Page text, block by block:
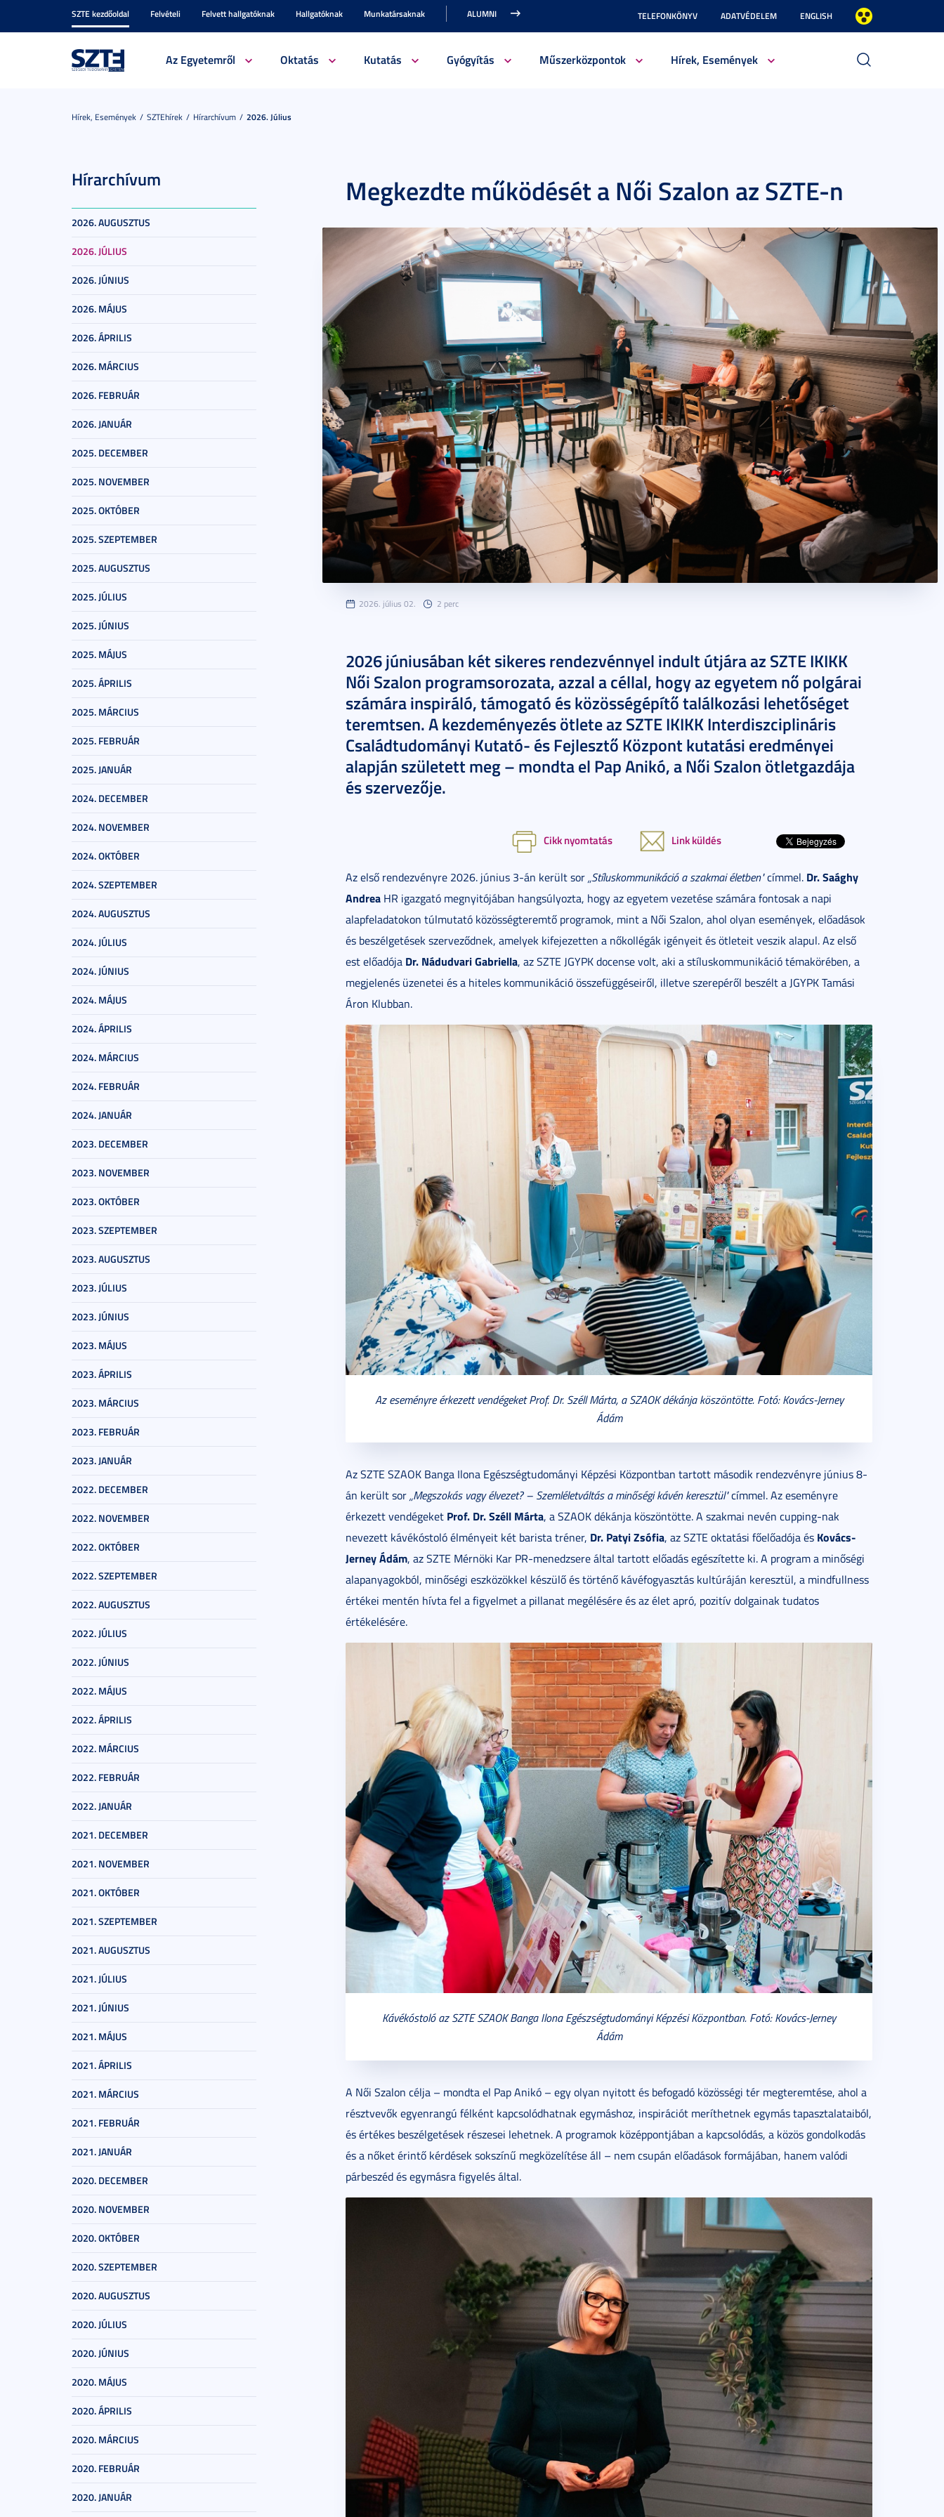
SZTE kezdőoldal Felvételi Felvett hallgatóknak Hallgatóknak Munkatársaknak ALUMNI TELEFONKÖNYV ADATVÉDELEM ENGLISH
Az Egyetemről Oktatás Kutatás Gyógyítás Műszerközpontok Hírek, Események
Hírek, Események SZTEhírek Hírarchívum 2026. Július
Hírarchívum
2026. AUGUSZTUS
2026. JÚLIUS
2026. JÚNIUS
2026. MÁJUS
2026. ÁPRILIS
2026. MÁRCIUS
2026. FEBRUÁR
2026. JANUÁR
2025. DECEMBER
2025. NOVEMBER
2025. OKTÓBER
2025. SZEPTEMBER
2025. AUGUSZTUS
2025. JÚLIUS
2025. JÚNIUS
2025. MÁJUS
2025. ÁPRILIS
2025. MÁRCIUS
2025. FEBRUÁR
2025. JANUÁR
2024. DECEMBER
2024. NOVEMBER
2024. OKTÓBER
2024. SZEPTEMBER
2024. AUGUSZTUS
2024. JÚLIUS
2024. JÚNIUS
2024. MÁJUS
2024. ÁPRILIS
2024. MÁRCIUS
2024. FEBRUÁR
2024. JANUÁR
2023. DECEMBER
2023. NOVEMBER
2023. OKTÓBER
2023. SZEPTEMBER
2023. AUGUSZTUS
2023. JÚLIUS
2023. JÚNIUS
2023. MÁJUS
2023. ÁPRILIS
2023. MÁRCIUS
2023. FEBRUÁR
2023. JANUÁR
2022. DECEMBER
2022. NOVEMBER
2022. OKTÓBER
2022. SZEPTEMBER
2022. AUGUSZTUS
2022. JÚLIUS
2022. JÚNIUS
2022. MÁJUS
2022. ÁPRILIS
2022. MÁRCIUS
2022. FEBRUÁR
2022. JANUÁR
2021. DECEMBER
2021. NOVEMBER
2021. OKTÓBER
2021. SZEPTEMBER
2021. AUGUSZTUS
2021. JÚLIUS
2021. JÚNIUS
2021. MÁJUS
2021. ÁPRILIS
2021. MÁRCIUS
2021. FEBRUÁR
2021. JANUÁR
2020. DECEMBER
2020. NOVEMBER
2020. OKTÓBER
2020. SZEPTEMBER
2020. AUGUSZTUS
2020. JÚLIUS
2020. JÚNIUS
2020. MÁJUS
2020. ÁPRILIS
2020. MÁRCIUS
2020. FEBRUÁR
2020. JANUÁR
Megkezdte működését a Női Szalon az SZTE-n
2026. július 02. 2 perc
2026 júniusában két sikeres rendezvénnyel indult útjára az SZTE IKIKK
Női Szalon programsorozata, azzal a céllal, hogy az egyetem nő polgárai
számára inspiráló, támogató és közösségépítő találkozási lehetőséget
teremtsen. A kezdeményezés ötlete az SZTE IKIKK Interdiszciplináris
Családtudományi Kutató- és Fejlesztő Központ kutatási eredményei
alapján született meg – mondta el Pap Anikó, a Női Szalon ötletgazdája
és szervezője.
Cikk nyomtatás Link küldés
Az első rendezvényre 2026. június 3-án került sor„Stíluskommunikáció a szakmai életben"címmel. Dr. Saághy
Andrea HR igazgató megnyitójában hangsúlyozta, hogy az egyetem vezetése számára fontosak a napi
alapfeladatokon túlmutató közösségteremtő programok, mint a Női Szalon, ahol olyan események, előadások
és beszélgetések szerveződnek, amelyek kifejezetten a nőkollégák igényeit és ötleteit veszik alapul. Az első
est előadója Dr. Nádudvari Gabriella, az SZTE JGYPK docense volt, aki a stíluskommunikáció témakörében, a
megjelenés üzenetei és a hiteles kommunikáció összefüggéseiről, illetve szerepéről beszélt a JGYPK Tamási
Áron Klubban.
Az eseményre érkezett vendégeket Prof. Dr. Széll Márta, a SZAOK dékánja köszöntötte. Fotó: Kovács-Jerney
Ádám
Az SZTE SZAOK Banga Ilona Egészségtudományi Képzési Központban tartott második rendezvényre június 8-
án került sor„Megszokás vagy élvezet? – Szemléletváltás a minőségi kávén keresztül"címmel. Az eseményre
érkezett vendégeket Prof. Dr. Széll Márta, a SZAOK dékánja köszöntötte. A szakmai nevén cupping-nak
nevezett kávékóstoló élményeit két barista tréner, Dr. Patyi Zsófia, az SZTE oktatási főelőadója és Kovács-
Jerney Ádám, az SZTE Mérnöki Kar PR-menedzsere által tartott előadás egészítette ki. A program a minőségi
alapanyagokból, minőségi eszközökkel készülő és történő kávéfogyasztás kultúráján keresztül, a mindfullness
értékei mentén hívta fel a figyelmet a pillanat megélésére és az élet apró, pozitív dolgainak tudatos
értékelésére.
Kávékóstoló az SZTE SZAOK Banga Ilona Egészségtudományi Képzési Központban. Fotó: Kovács-Jerney
Ádám
A Női Szalon célja – mondta el Pap Anikó – egy olyan nyitott és befogadó közösségi tér megteremtése, ahol a
résztvevők egyenrangú félként kapcsolódhatnak egymáshoz, inspirációt meríthetnek egymás tapasztalataiból,
és értékes beszélgetések részesei lehetnek. A programok középpontjában a kapcsolódás, a közös gondolkodás
és a nőket érintő kérdések sokszínű megközelítése áll – nem csupán előadások formájában, hanem valódi
párbeszéd és egymásra figyelés által.